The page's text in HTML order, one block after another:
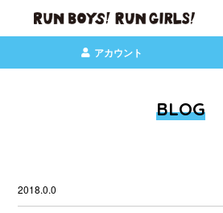
アカウント
BLOG
2018.0.0